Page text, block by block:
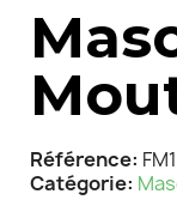
Référence
Catégorie